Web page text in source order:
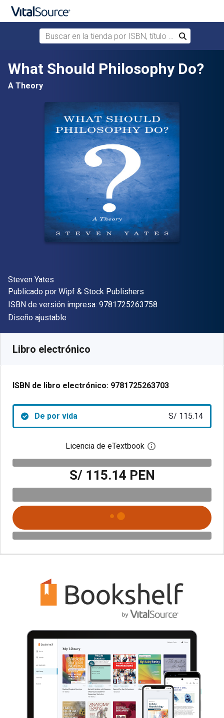
Saltar al contenido principal
Buscar en la tienda por ISBN, título o autor
Buscar
What Should Philosophy Do?
A Theory
Autor(es)
Steven Yates
Editor
Publicado por Wipf & Stock Publishers
ISBN de versión impresa: 9781725263758
Formato
Diseño ajustable
Libro electrónico
ISBN de libro electrónico: 9781725263703
De por vida S/ 115.14
Licencia de eTextbook Abre el cuadro de
S/ 115.14 PEN